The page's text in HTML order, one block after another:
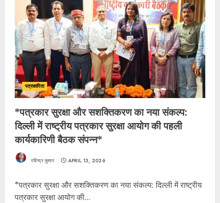
पत्रकारिता
*पत्रकार सुरक्षा और सशक्तिकरण का नया संकल्प:
दिल्ली में राष्ट्रीय पत्रकार सुरक्षा आयोग की पहली
कार्यकारिणी बैठक संपन्न*
रविन्द्र कुमार APRIL 13, 2026
*पत्रकार सुरक्षा और सशक्तिकरण का नया संकल्प: दिल्ली में राष्ट्रीय
पत्रकार सुरक्षा आयोग की...